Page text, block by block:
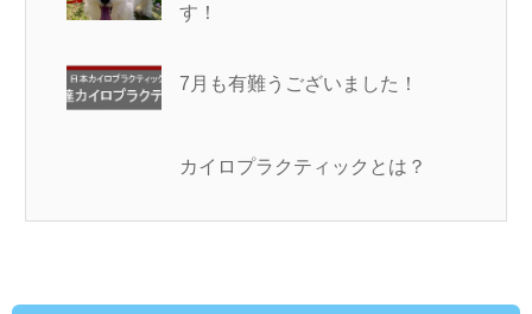
す！
7月も有難うございました！
カイロプラクティックとは？